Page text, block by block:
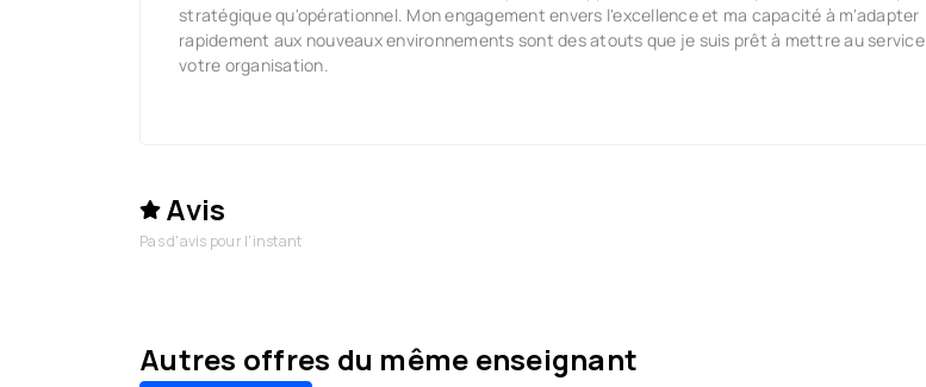
stratégique qu'opérationnel. Mon engagement envers l'excellence et ma capacité à m'adapter
rapidement aux nouveaux environnements sont des atouts que je suis prêt à mettre au
votre organisation.
Avis
Pas d'avis pour l'instant
Autres offres du même enseignant